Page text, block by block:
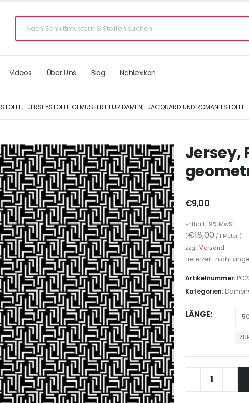
Videos Über Uns Blog Nählexikon
STOFFE, JERSEYSTOFFE GEMUSTERT FÜR DAMEN, JACQUARD UND ROMANITSTOFFE
Jersey,
€9,00
Enthält 19% MwSt.
(€18,00 / 1 Meter )
zzgl.Versand
Lieferzeit: nicht
Artikelnummer:
Kategorien:
LÄNGE